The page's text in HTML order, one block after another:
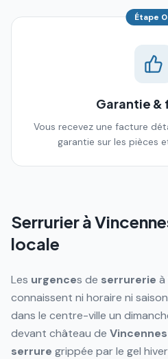
Étape
Garantie &
Vous recevez une facture
garantie sur les pièces
Serrurier à
locale
Les urgences de serrurerie à
connaissent ni horaire ni
dans le centre-ville un
devant château de Vincennes
serrure grippée par le gel